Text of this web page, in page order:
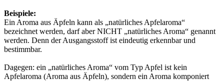
Beispiele:
Ein Aroma aus Äpfeln kann als „natürliches Apfelaroma“
bezeichnet werden, darf aber NICHT „natürliches Aroma“ genannt
werden. Denn der Ausgangsstoff ist eindeutig erkennbar und
bestimmbar.
Dagegen: ein „natürliches Aroma“ vom Typ Apfel ist kein
Apfelaroma (Aroma aus Äpfeln), sondern ein Aroma komponiert